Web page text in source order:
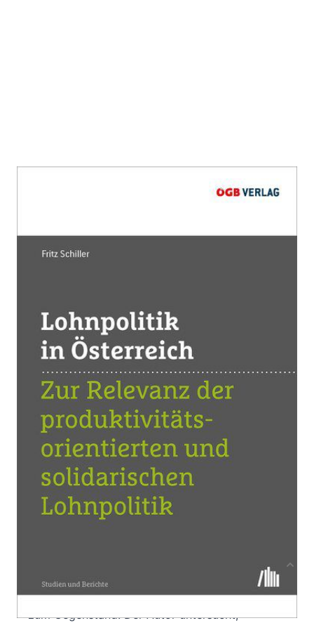
Lohnpolitik in Österreich
Schiller Fritz
Verlag: ÖGB Verlag 30.11.2018
Buch 306 Seiten
kartoniert
ISBN: 978-3-99046-
Bibliografische Daten
Autor:innenbeschreibung
Diese Arbeit hat die österreichische Lohnpolitik
zum Gegenstand. Der Autor untersucht,